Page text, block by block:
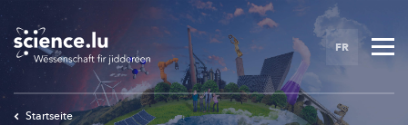
Skip
main
content
FR
Startseite